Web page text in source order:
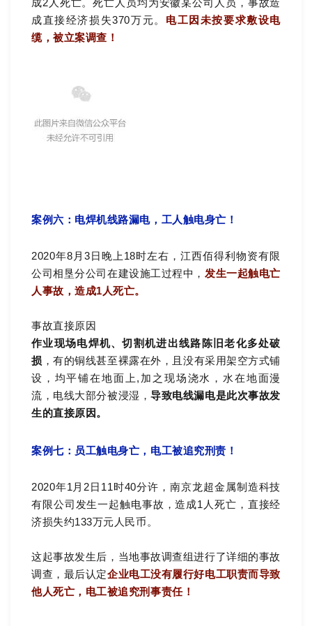
成2人死亡。死亡人员均为安徽某公司人员，事故造
成直接经济损失370万元。 电工因未按要求敷设电
缆，被立案调查！
案例六：电焊机线路漏电，工人触电身亡！
2020年8月3日晚上18时左右，江西佰得利物资有限
公司相垦分公司在建设施工过程中，发生一起触电亡
人事故，造成1人死亡。
事故直接原因
作业现场电焊机、切割机进出线路陈旧老化多处破
损 ，有的铜线甚至裸露在外，且没有采用架空方式铺
设，均平铺在地面上,加之现场浇水，水在地面漫
流，电线大部分被浸湿，导致电线漏电是此次事故发
生的直接原因。
案例七：员工触电身亡，电工被追究刑责！
2020年1月2日11时40分许，南京龙超金属制造科技
有限公司发生一起触电事故，造成1人死亡，直接经
济损失约133万元人民币。
这起事故发生后，当地事故调查组进行了详细的事故
调查，最后认定企业电工没有履行好电工职责而导致
他人死亡，电工被追究刑事责任！